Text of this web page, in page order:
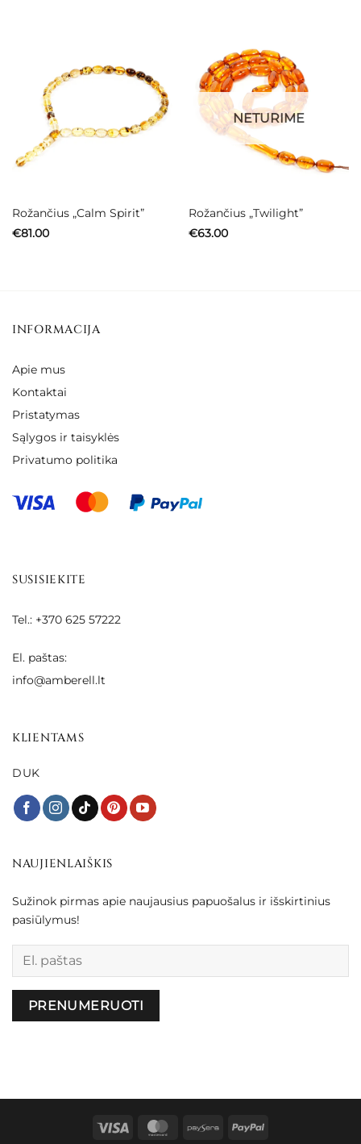
Rožančius „Calm Spirit”
€81.00
NETURIME
Rožančius „Twilight”
€63.00
INFORMACIJA
Apie mus
Kontaktai
Pristatymas
Sąlygos ir taisyklės
Privatumo politika
SUSISIEKITE
Tel.: +370 625 57222
El. paštas:
info@amberell.lt
KLIENTAMS
DUK
NAUJIENLAIŠKIS
Sužinok pirmas apie naujausius papuošalus ir išskirtinius
pasiūlymus!
Palikite šį lauką tuščią.
Visa MasterCardPayseraPayPal